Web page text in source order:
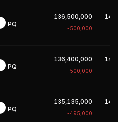
PQ
136,500,000
-500,000
PQ
136,400,000
-500,000
PQ
135,135,000
-495,000